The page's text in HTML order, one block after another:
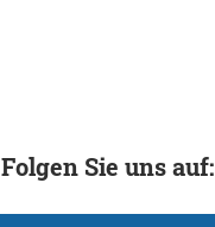
Folgen Sie uns auf: